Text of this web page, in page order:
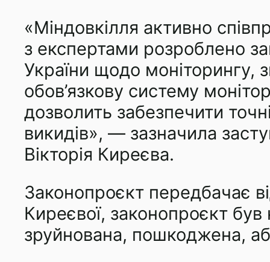
«Міндовкілля активно
з експертами розроблено
України щодо моніторингу,
обов’язкову систему
дозволить забезпечити
викидів», — зазначила
Вікторія Киреєва.
Законопроєкт передбачає
Киреєвої, законопроєкт
зруйнована, пошкоджена,